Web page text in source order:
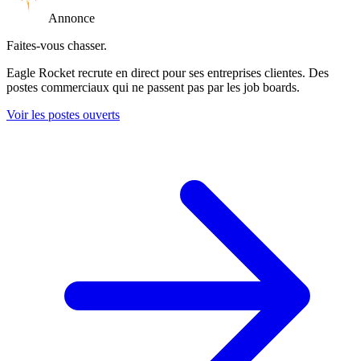
Annonce
Faites-vous chasser.
Eagle Rocket recrute en direct pour ses entreprises clientes. Des
postes commerciaux qui ne passent pas par les job boards.
Voir les postes ouverts